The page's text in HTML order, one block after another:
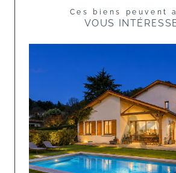
Ces biens peuvent
VOUS